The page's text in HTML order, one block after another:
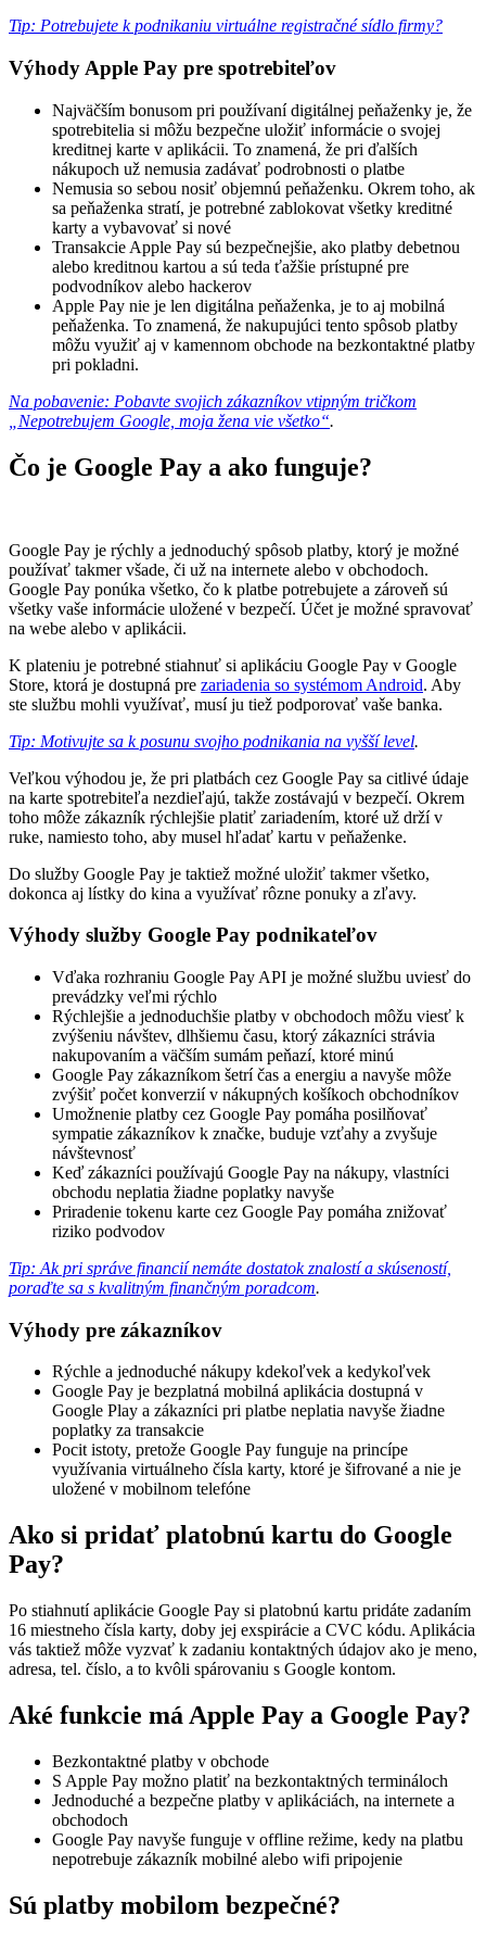
Tip: Potrebujete k podnikaniu virtuálne registračné sídlo firmy?
Výhody Apple Pay pre spotrebiteľov
Najväčším bonusom pri používaní digitálnej peňaženky je, že
spotrebitelia si môžu bezpečne uložiť informácie o svojej
kreditnej karte v aplikácii. To znamená, že pri ďalších
nákupoch už nemusia zadávať podrobnosti o platbe
Nemusia so sebou nosiť objemnú peňaženku. Okrem toho, ak
sa peňaženka stratí, je potrebné zablokovat všetky kreditné
karty a vybavovať si nové
Transakcie Apple Pay sú bezpečnejšie, ako platby debetnou
alebo kreditnou kartou a sú teda ťažšie prístupné pre
podvodníkov alebo hackerov
Apple Pay nie je len digitálna peňaženka, je to aj mobilná
peňaženka. To znamená, že nakupujúci tento spôsob platby
môžu využiť aj v kamennom obchode na bezkontaktné platby
pri pokladni.
Na pobavenie: Pobavte svojich zákazníkov vtipným tričkom
„Nepotrebujem Google, moja žena vie všetko“.
Čo je Google Pay a ako funguje?
Google Pay je rýchly a jednoduchý spôsob platby, ktorý je možné
používať takmer všade, či už na internete alebo v obchodoch.
Google Pay ponúka všetko, čo k platbe potrebujete a zároveň sú
všetky vaše informácie uložené v bezpečí. Účet je možné spravovať
na webe alebo v aplikácii.
K plateniu je potrebné stiahnuť si aplikáciu Google Pay v Google
Store, ktorá je dostupná pre zariadenia so systémom Android. Aby
ste službu mohli využívať, musí ju tiež podporovať vaše banka.
Tip: Motivujte sa k posunu svojho podnikania na vyšší level.
Veľkou výhodou je, že pri platbách cez Google Pay sa citlivé údaje
na karte spotrebiteľa nezdieľajú, takže zostávajú v bezpečí. Okrem
toho môže zákazník rýchlejšie platiť zariadením, ktoré už drží v
ruke, namiesto toho, aby musel hľadať kartu v peňaženke.
Do služby Google Pay je taktiež možné uložiť takmer všetko,
dokonca aj lístky do kina a využívať rôzne ponuky a zľavy.
Výhody služby Google Pay podnikateľov
Vďaka rozhraniu Google Pay API je možné službu uviesť do
prevádzky veľmi rýchlo
Rýchlejšie a jednoduchšie platby v obchodoch môžu viesť k
zvýšeniu návštev, dlhšiemu času, ktorý zákazníci strávia
nakupovaním a väčším sumám peňazí, ktoré minú
Google Pay zákazníkom šetrí čas a energiu a navyše môže
zvýšiť počet konverzií v nákupných košíkoch obchodníkov
Umožnenie platby cez Google Pay pomáha posilňovať
sympatie zákazníkov k značke, buduje vzťahy a zvyšuje
návštevnosť
Keď zákazníci používajú Google Pay na nákupy, vlastníci
obchodu neplatia žiadne poplatky navyše
Priradenie tokenu karte cez Google Pay pomáha znižovať
riziko podvodov
Tip: Ak pri správe financií nemáte dostatok znalostí a skúseností,
poraďte sa s kvalitným finančným poradcom.
Výhody pre zákazníkov
Rýchle a jednoduché nákupy kdekoľvek a kedykoľvek
Google Pay je bezplatná mobilná aplikácia dostupná v
Google Play a zákazníci pri platbe neplatia navyše žiadne
poplatky za transakcie
Pocit istoty, pretože Google Pay funguje na princípe
využívania virtuálneho čísla karty, ktoré je šifrované a nie je
uložené v mobilnom telefóne
Ako si pridať platobnú kartu do Google
Pay?
Po stiahnutí aplikácie Google Pay si platobnú kartu pridáte zadaním
16 miestneho čísla karty, doby jej exspirácie a CVC kódu. Aplikácia
vás taktiež môže vyzvať k zadaniu kontaktných údajov ako je meno,
adresa, tel. číslo, a to kvôli spárovaniu s Google kontom.
Aké funkcie má Apple Pay a Google Pay?
Bezkontaktné platby v obchode
S Apple Pay možno platiť na bezkontaktných termináloch
Jednoduché a bezpečne platby v aplikáciách, na internete a
obchodoch
Google Pay navyše funguje v offline režime, kedy na platbu
nepotrebuje zákazník mobilné alebo wifi pripojenie
Sú platby mobilom bezpečné?